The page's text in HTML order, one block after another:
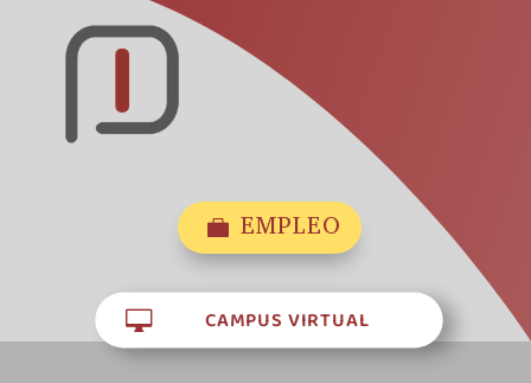
 EMPLEO
 CAMPUS VIRTUAL